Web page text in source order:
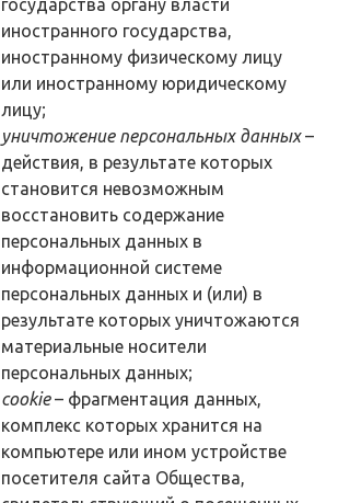
государства органу власти
иностранного государства,
иностранному физическому лицу
или иностранному юридическому
лицу;
уничтожение персональных данных–
действия, в результате которых
становится невозможным
восстановить содержание
персональных данных в
информационной системе
персональных данных и (или) в
результате которых уничтожаются
материальные носители
персональных данных;
cookie– фрагментация данных,
комплекс которых хранится на
компьютере или ином устройстве
посетителя сайта Общества,